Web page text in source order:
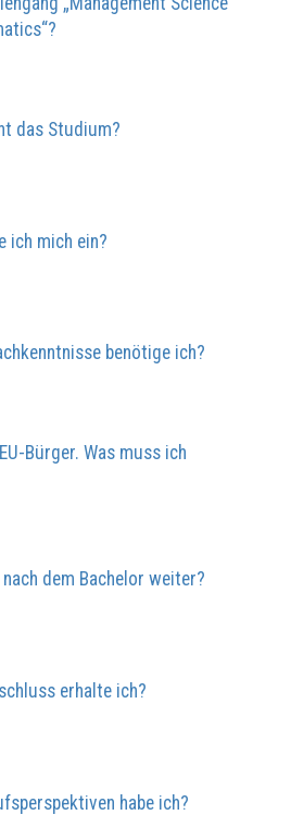
das Studium?
ich mich ein?
benötige ich?
Bürger. Was muss ich
dem Bachelor weiter?
erhalte ich?
habe ich?